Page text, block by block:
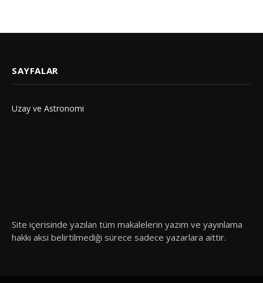
SAYFALAR
Uzay ve Astronomi
Site içerisinde yazılan tüm makalelerin yazım ve yayınlama
hakkı aksi belirtilmediği sürece sadece yazarlara aittir.